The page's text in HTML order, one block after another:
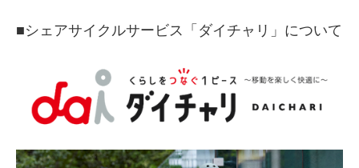
■シェアサイクルサービス「ダイチャリ」について